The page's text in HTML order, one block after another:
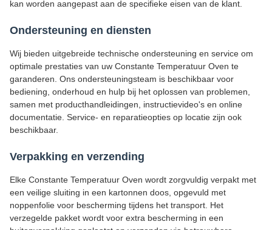
kan worden aangepast aan de specifieke eisen van de klant.
Ondersteuning en diensten
Wij bieden uitgebreide technische ondersteuning en service om
optimale prestaties van uw Constante Temperatuur Oven te
garanderen. Ons ondersteuningsteam is beschikbaar voor
bediening, onderhoud en hulp bij het oplossen van problemen,
samen met producthandleidingen, instructievideo's en online
documentatie. Service- en reparatieopties op locatie zijn ook
beschikbaar.
Verpakking en verzending
Elke Constante Temperatuur Oven wordt zorgvuldig verpakt met
een veilige sluiting in een kartonnen doos, opgevuld met
noppenfolie voor bescherming tijdens het transport. Het
verzegelde pakket wordt voor extra bescherming in een